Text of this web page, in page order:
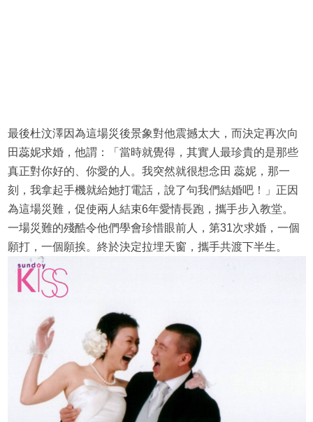
最後杜汶澤因為這場災後景象對他震撼太大，而決定再次向
田蕊妮求婚，他謂：「當時就覺得，其實人最珍貴的是那些
真正對你好的、你愛的人。我突然就很想念田 蕊妮，那一
刻，我拿起手機就給她打電話，說了句我們結婚吧！」正因
為這場災難，促使兩人結束6年愛情長跑，攜手步入教堂。
一場災難的殘酷令他們學會珍惜眼前人，第31次求婚，一個
願打，一個願挨。終於決定拉埋天窗，攜手共渡下半生。